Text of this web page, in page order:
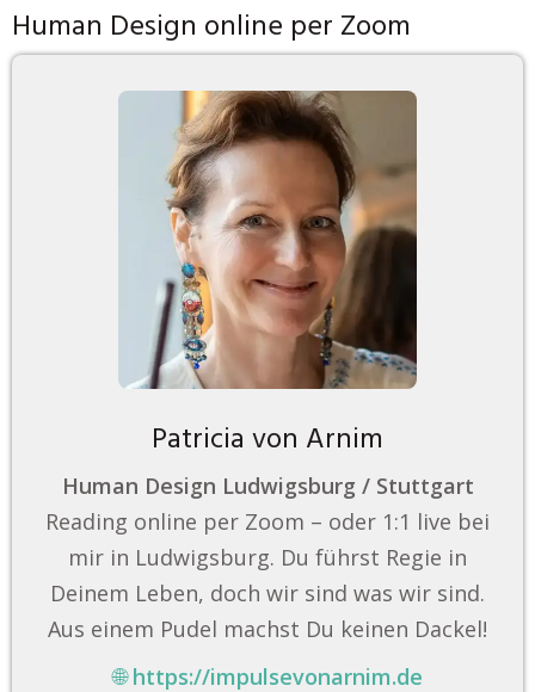
Human Design online per Zoom
Patricia von Arnim
Human Design Ludwigsburg / Stuttgart
Reading online per Zoom – oder 1:1 live bei
mir in Ludwigsburg. Du führst Regie in
Deinem Leben, doch wir sind was wir sind.
Aus einem Pudel machst Du keinen Dackel!
🌐https://impulsevonarnim.de